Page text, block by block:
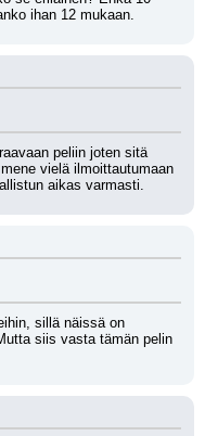
ihan 12 mukaan.
peliin joten sitä
vielä ilmoittautumaan
aikas varmasti.
sillä näissä on
siis vasta tämän pelin